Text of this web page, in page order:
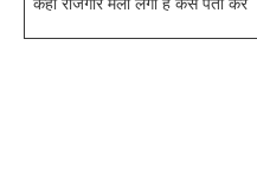
कहाँ रोजगार मेला लगा है कैसे पता करें